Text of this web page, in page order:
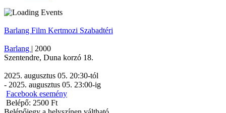
Barlang Film Kertmozi Szabadtéri
Barlang | 2000
Szentendre, Duna korzó 18.
2025. augusztus 05. 20:30-tól
- 2025. augusztus 05. 23:00-ig
Facebook esemény
Belépő: 2500 Ft